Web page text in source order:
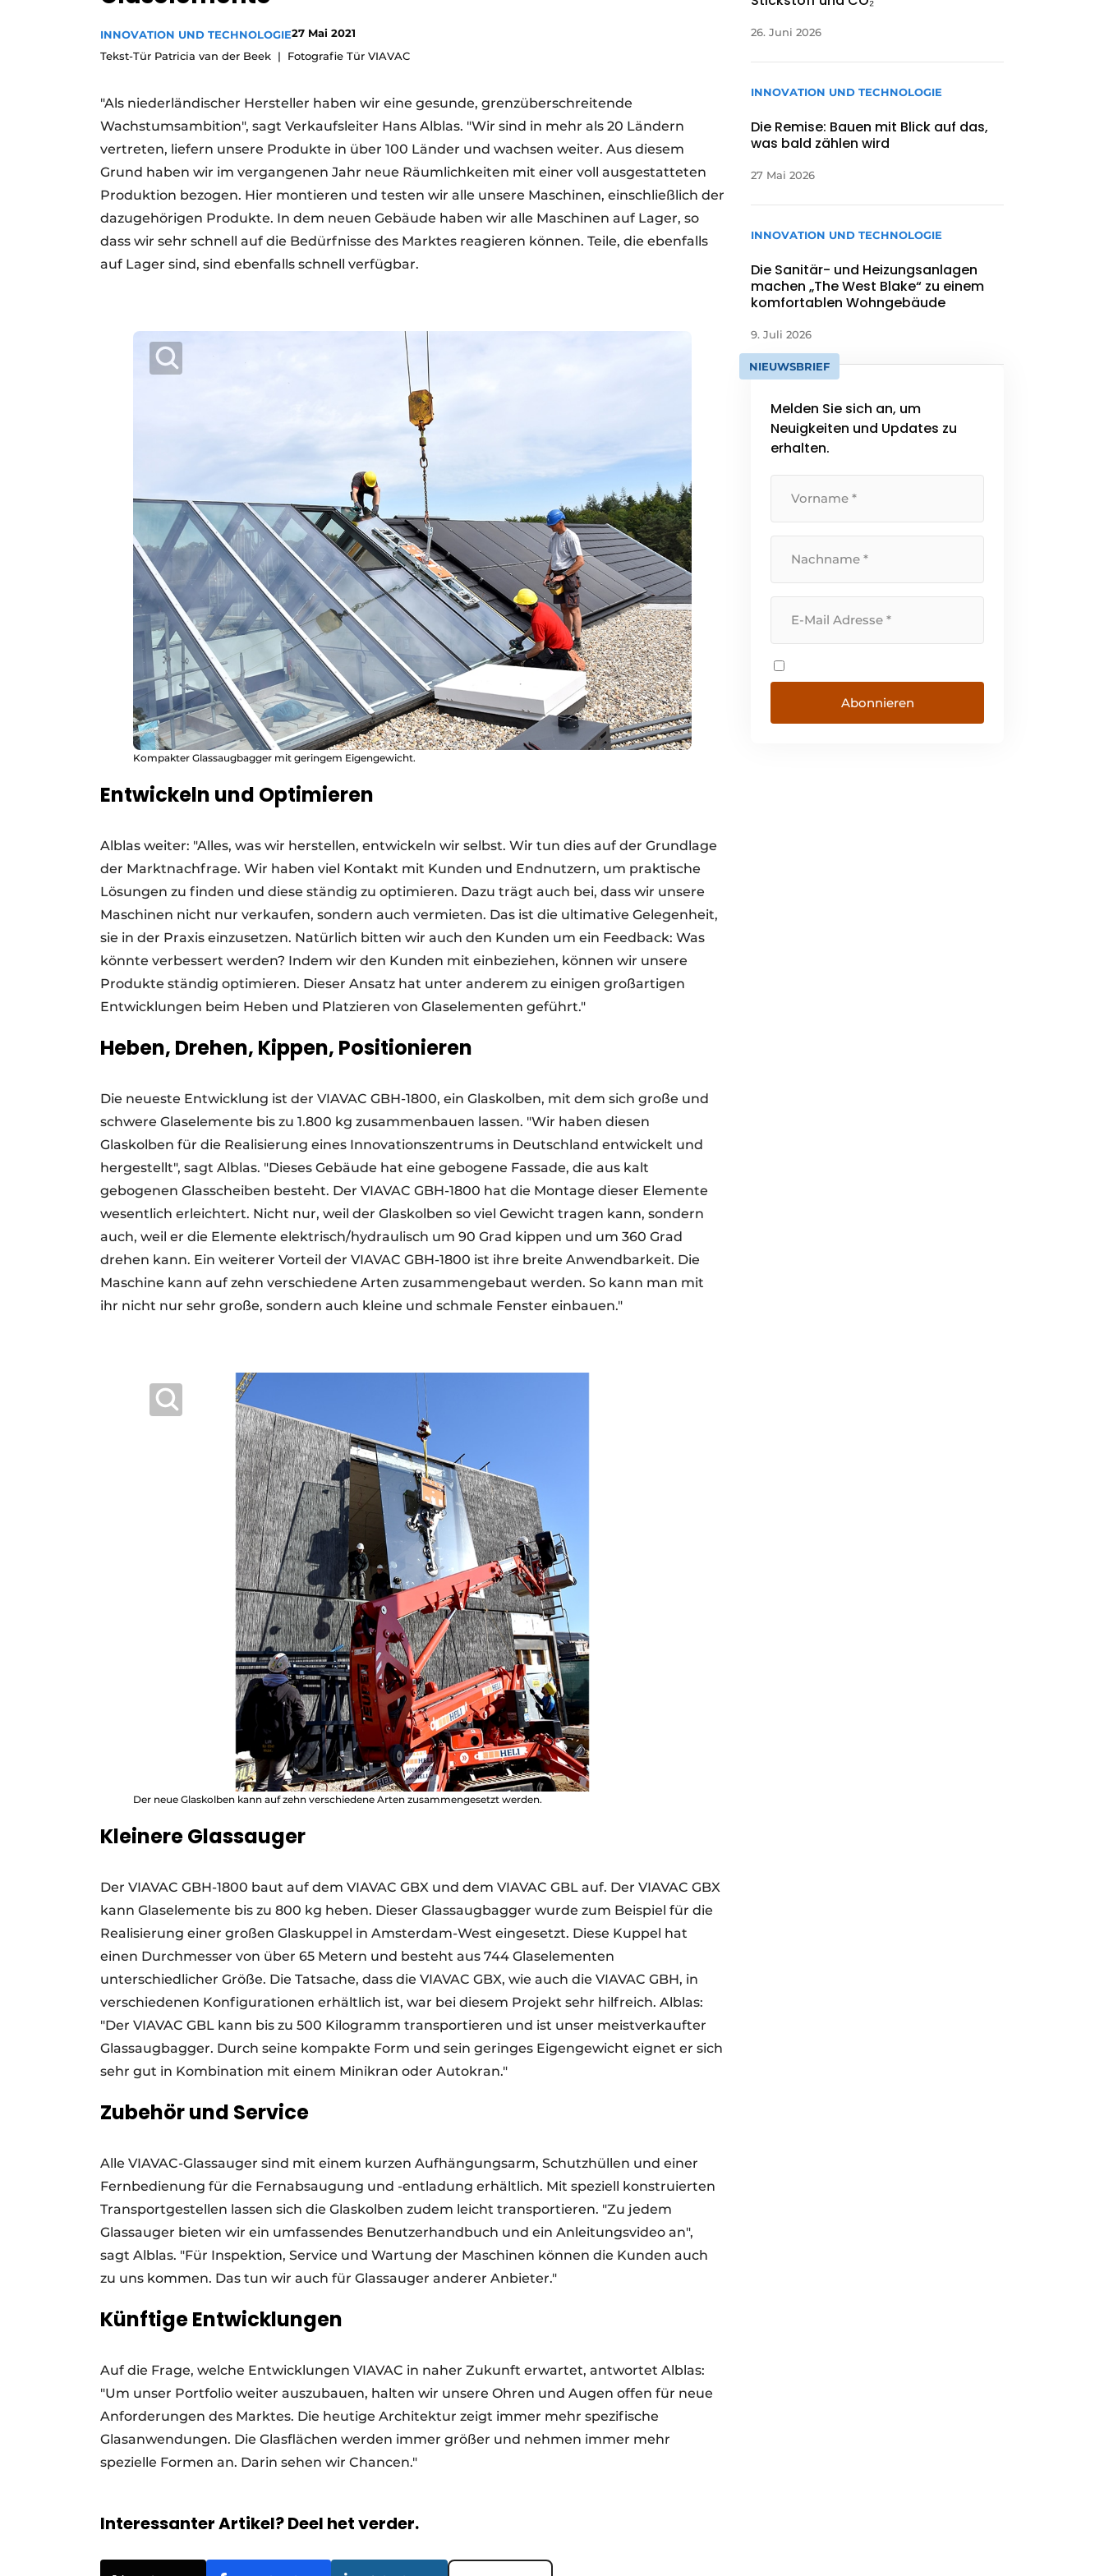
Ein Stellenangebot registrieren
Freie Stellen
Videos
INNOVATION UND TECHNOLOGIE27 Mai 2021
Tekst-Tür Patricia van der Beek
Fotografie Tür VIAVAC
"Als niederländischer Hersteller haben wir eine gesunde, grenzüberschreitende
Wachstumsambition", sagt Verkaufsleiter Hans Alblas. "Wir sind in mehr als 20 Ländern
vertreten, liefern unsere Produkte in über 100 Länder und wachsen weiter. Aus diesem
Grund haben wir im vergangenen Jahr neue Räumlichkeiten mit einer voll ausgestatteten
Produktion bezogen. Hier montieren und testen wir alle unsere Maschinen, einschließlich der
dazugehörigen Produkte. In dem neuen Gebäude haben wir alle Maschinen auf Lager, so
dass wir sehr schnell auf die Bedürfnisse des Marktes reagieren können. Teile, die ebenfalls
auf Lager sind, sind ebenfalls schnell verfügbar.
Kompakter Glassaugbagger mit geringem Eigengewicht.
Entwickeln und Optimieren
Alblas weiter: "Alles, was wir herstellen, entwickeln wir selbst. Wir tun dies auf der Grundlage
der Marktnachfrage. Wir haben viel Kontakt mit Kunden und Endnutzern, um praktische
Lösungen zu finden und diese ständig zu optimieren. Dazu trägt auch bei, dass wir unsere
Maschinen nicht nur verkaufen, sondern auch vermieten. Das ist die ultimative Gelegenheit,
sie in der Praxis einzusetzen. Natürlich bitten wir auch den Kunden um ein Feedback: Was
könnte verbessert werden? Indem wir den Kunden mit einbeziehen, können wir unsere
Produkte ständig optimieren. Dieser Ansatz hat unter anderem zu einigen großartigen
Entwicklungen beim Heben und Platzieren von Glaselementen geführt."
Heben, Drehen, Kippen, Positionieren
Die neueste Entwicklung ist der VIAVAC GBH-1800, ein Glaskolben, mit dem sich große und
schwere Glaselemente bis zu 1.800 kg zusammenbauen lassen. "Wir haben diesen
Glaskolben für die Realisierung eines Innovationszentrums in Deutschland entwickelt und
hergestellt", sagt Alblas. "Dieses Gebäude hat eine gebogene Fassade, die aus kalt
gebogenen Glasscheiben besteht. Der VIAVAC GBH-1800 hat die Montage dieser Elemente
wesentlich erleichtert. Nicht nur, weil der Glaskolben so viel Gewicht tragen kann, sondern
auch, weil er die Elemente elektrisch/hydraulisch um 90 Grad kippen und um 360 Grad
drehen kann. Ein weiterer Vorteil der VIAVAC GBH-1800 ist ihre breite Anwendbarkeit. Die
Maschine kann auf zehn verschiedene Arten zusammengebaut werden. So kann man mit
ihr nicht nur sehr große, sondern auch kleine und schmale Fenster einbauen."
Der neue Glaskolben kann auf zehn verschiedene Arten zusammengesetzt werden.
Kleinere Glassauger
Der VIAVAC GBH-1800 baut auf dem VIAVAC GBX und dem VIAVAC GBL auf. Der VIAVAC GBX
kann Glaselemente bis zu 800 kg heben. Dieser Glassaugbagger wurde zum Beispiel für die
Realisierung einer großen Glaskuppel in Amsterdam-West eingesetzt. Diese Kuppel hat
einen Durchmesser von über 65 Metern und besteht aus 744 Glaselementen
unterschiedlicher Größe. Die Tatsache, dass die VIAVAC GBX, wie auch die VIAVAC GBH, in
verschiedenen Konfigurationen erhältlich ist, war bei diesem Projekt sehr hilfreich. Alblas:
"Der VIAVAC GBL kann bis zu 500 Kilogramm transportieren und ist unser meistverkaufter
Glassaugbagger. Durch seine kompakte Form und sein geringes Eigengewicht eignet er sich
sehr gut in Kombination mit einem Minikran oder Autokran."
Zubehör und Service
Alle VIAVAC-Glassauger sind mit einem kurzen Aufhängungsarm, Schutzhüllen und einer
Fernbedienung für die Fernabsaugung und -entladung erhältlich. Mit speziell konstruierten
Transportgestellen lassen sich die Glaskolben zudem leicht transportieren. "Zu jedem
Glassauger bieten wir ein umfassendes Benutzerhandbuch und ein Anleitungsvideo an",
sagt Alblas. "Für Inspektion, Service und Wartung der Maschinen können die Kunden auch
zu uns kommen. Das tun wir auch für Glassauger anderer Anbieter."
Künftige Entwicklungen
Auf die Frage, welche Entwicklungen VIAVAC in naher Zukunft erwartet, antwortet Alblas:
"Um unser Portfolio weiter auszubauen, halten wir unsere Ohren und Augen offen für neue
Anforderungen des Marktes. Die heutige Architektur zeigt immer mehr spezifische
Glasanwendungen. Die Glasflächen werden immer größer und nehmen immer mehr
spezielle Formen an. Darin sehen wir Chancen."
Interessanter Artikel? Deel het verder.
26. Juni 2026
INNOVATION UND TECHNOLOGIE
Die Remise: Bauen mit Blick auf das,
was bald zählen wird
27 Mai 2026
INNOVATION UND TECHNOLOGIE
Die Sanitär- und Heizungsanlagen
machen „The West Blake“ zu einem
komfortablen Wohngebäude
9. Juli 2026
NIEUWSBRIEF
Melden Sie sich an, um
Neuigkeiten und Updates zu
erhalten.